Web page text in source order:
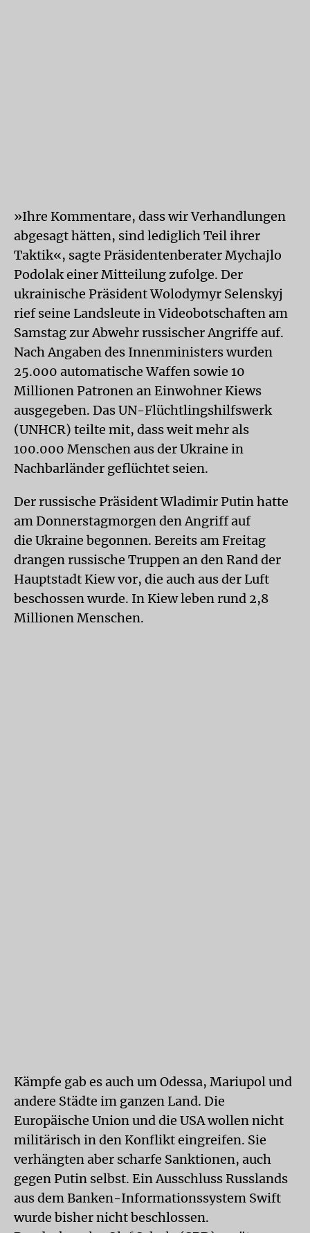
»Ihre Kommentare, dass wir Verhandlungen
abgesagt hätten, sind lediglich Teil ihrer
Taktik«, sagte Präsidentenberater Mychajlo
Podolak einer Mitteilung zufolge. Der
ukrainische Präsident Wolodymyr Selenskyj
rief seine Landsleute in Videobotschaften am
Samstag zur Abwehr russischer Angriffe auf.
Nach Angaben des Innenministers wurden
25.000 automatische Waffen sowie 10
Millionen Patronen an Einwohner Kiews
ausgegeben. Das UN-Flüchtlingshilfswerk
(UNHCR) teilte mit, dass weit mehr als
100.000 Menschen aus der Ukraine in
Nachbarländer geflüchtet seien.
Der russische Präsident Wladimir Putin hatte
am Donnerstagmorgen den Angriff auf
die Ukraine begonnen. Bereits am Freitag
drangen russische Truppen an den Rand der
Hauptstadt Kiew vor, die auch aus der Luft
beschossen wurde. In Kiew leben rund 2,8
Millionen Menschen.
Kämpfe gab es auch um Odessa, Mariupol und
andere Städte im ganzen Land. Die
Europäische Union und die USA wollen nicht
militärisch in den Konflikt eingreifen. Sie
verhängten aber scharfe Sanktionen, auch
gegen Putin selbst. Ein Ausschluss Russlands
aus dem Banken-Informationssystem Swift
wurde bisher nicht beschlossen.